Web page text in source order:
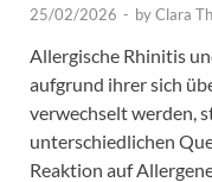
25/02/2026 - byClara
Allergische Rhinitis
aufgrund ihrer sich
verwechselt werden,
unterschiedlichen
Reaktion auf